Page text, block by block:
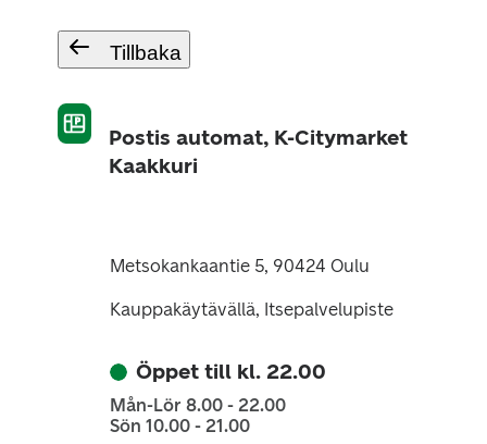
Tillbaka
Postis automat, K-Citymarket
Kaakkuri
Metsokankaantie 5, 90424 Oulu
Kauppakäytävällä, Itsepalvelupiste
Öppet till kl. 22.00
Mån-Lör 8.00 - 22.00
Sön 10.00 - 21.00